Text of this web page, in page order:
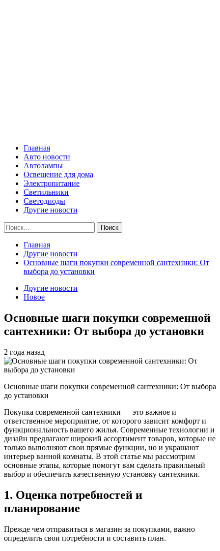
Главная
Авто новости
Автолампы
Освещение для дома
Электропитание
Светильники
Светодиоды
Другие новости
Найти:
Главная
Другие новости
Основные шаги покупки современной сантехники: От
выбора до установки
Другие новости
Новое
Основные шаги покупки современной
сантехники: От выбора до установки
2 года назад
Основные шаги покупки современной сантехники: От выбора
до установки
Покупка современной сантехники — это важное и
ответственное мероприятие, от которого зависит комфорт и
функциональность вашего жилья. Современные технологии и
дизайн предлагают широкий ассортимент товаров, которые не
только выполняют свои прямые функции, но и украшают
интерьер ванной комнаты. В этой статье мы рассмотрим
основные этапы, которые помогут вам сделать правильный
выбор и обеспечить качественную установку сантехники.
1. Оценка потребностей и
планирование
Прежде чем отправиться в магазин за покупками, важно
определить свои потребности и составить план.